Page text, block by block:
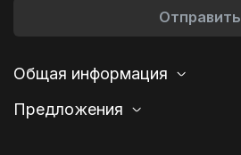
Отправить
Общая информация
Предложения